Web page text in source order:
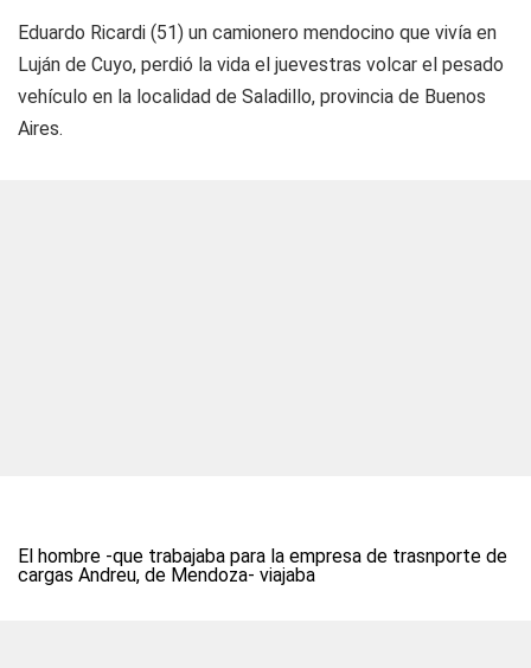
Eduardo Ricardi (51) un camionero mendocino que vivía en
Luján de Cuyo, perdió la vida el juevestras volcar el pesado
vehículo en la localidad de Saladillo, provincia de Buenos
Aires.
El hombre -que trabajaba para la empresa de trasnporte de
cargas Andreu, de Mendoza- viajaba